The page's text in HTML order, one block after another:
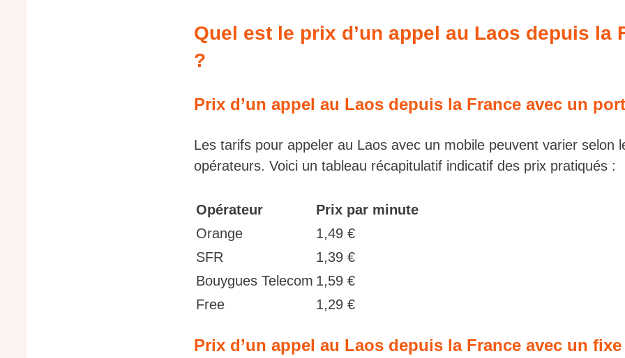
Quel est le prix d’un appel au Laos depuis la
?
Prix d’un appel au Laos depuis la France avec un
Les tarifs pour appeler au Laos avec un mobile peuvent varier selon
opérateurs. Voici un tableau récapitulatif indicatif des prix pratiqués :
Opérateur
Prix par minute
Orange
1,49 €
SFR
1,39 €
Bouygues Telecom 1,59 €
Free
1,29 €
Prix d’un appel au Laos depuis la France avec un fixe